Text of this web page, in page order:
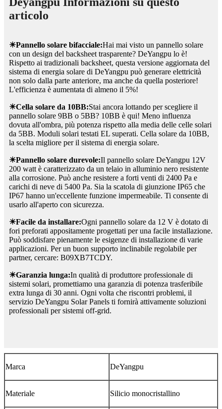
articolo
☀Pannello solare bifacciale:Hai mai visto un pannello solare
con un design del backsheet trasparente? DeYangpu lo è!
Rispetto ai tradizionali backsheet, questa versione aggiornata del
sistema di energia solare di DeYangpu può generare elettricità
non solo dalla parte anteriore, ma anche da quella posteriore!
L'efficienza è aumentata di almeno il 5%!
☀Cella solare da 10BB:Stai ancora lottando per scegliere il
pannello solare 9BB o 5BB? 10BB è qui! Meno influenza
dovuta all'ombra, più potenza rispetto alla media delle celle solari
da 5BB. Moduli solari testati EL superati. Cella solare da 10BB,
la scelta migliore per il sistema di energia solare.
☀Pannello solare durevole:Il pannello solare DeYangpu 12V
200 watt è caratterizzato da un telaio in alluminio nero resistente
alla corrosione. Può anche resistere a forti venti di 2400 Pa e
carichi di neve di 5400 Pa. Sia la scatola di giunzione IP65 che
IP67 hanno un'eccellente funzione impermeabile. Ti consente di
usarlo all'aperto con sicurezza.
☀Facile da installare:Ogni pannello solare da 12 V è dotato di
fori preforati appositamente progettati per una facile installazione.
Può soddisfare pienamente le esigenze di installazione di varie
applicazioni. Per un buon supporto inclinabile regolabile per
partner, cercare: B09XB7TCDY.
☀Garanzia lunga:In qualità di produttore professionale di
sistemi solari, promettiamo una garanzia di potenza trasferibile
extra lunga di 30 anni. Ogni volta che riscontri problemi, il
servizio DeYangpu Solar Panels ti fornirà attivamente soluzioni
professionali per sistemi off-grid.
Marca DeYangpu
Materiale ‎Silicio monocristallino